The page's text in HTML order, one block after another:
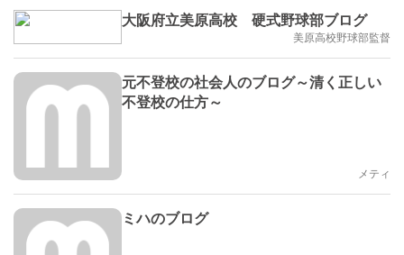
大阪府立美原高校 硬式野球部ブログ
美原高校野球部監督
元不登校の社会人のブログ～清く正しい
不登校の仕方～
メティ
ミハのブログ